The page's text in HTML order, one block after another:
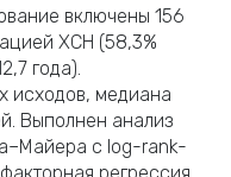
включены 156
ХСН (58,3%
года).
исходов, медиана
Выполнен анализ
с log-rank-